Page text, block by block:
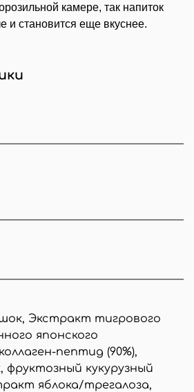
камере, так напиток
и становится еще вкуснее.
японского
пептид (90%),